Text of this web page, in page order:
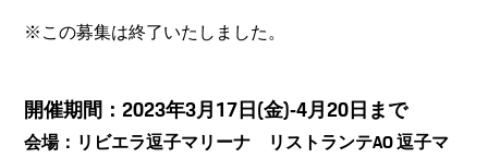
※この募集は終了いたしました。
開催期間：2023年3月17日(金)‐4月20日まで
会場：リビエラ逗子マリーナ リストランテAO 逗子マ